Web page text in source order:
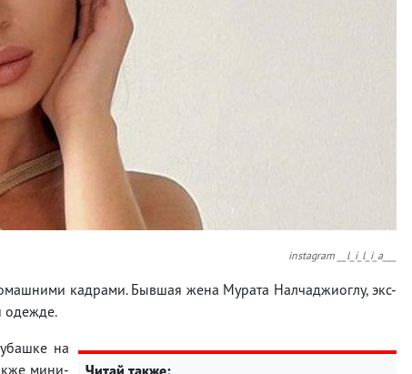
instagram __l_i_l_i_a___
кадрами. Бывшая жена Мурата Налчаджиоглу, экс-
одежде.
Читай также:
на
мини-